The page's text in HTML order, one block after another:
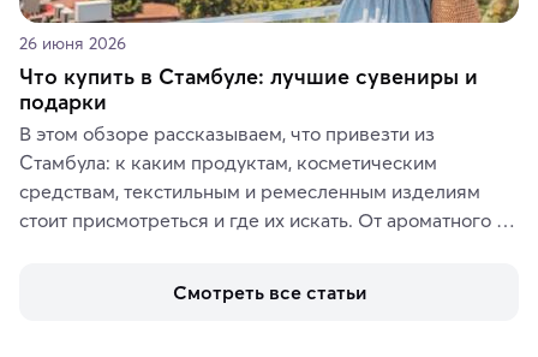
26 июня 2026
Что купить в Стамбуле: лучшие сувениры и
подарки
В этом обзоре рассказываем, что привезти из
Стамбула: к каким продуктам, косметическим
средствам, текстильным и ремесленным изделиям
стоит присмотреться и где их искать. От ароматного
аутентичных лавках — в подарок близким или себе на
Смотреть все статьи